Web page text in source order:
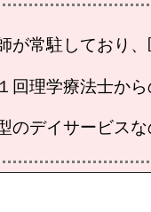
が常駐しており、
回理学療法士か
のデイサービス